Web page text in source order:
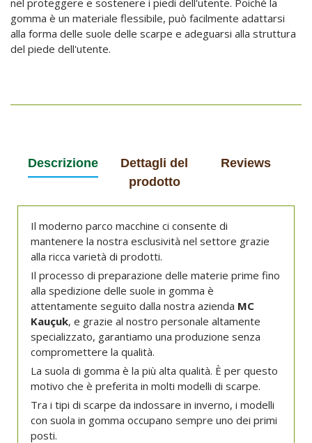
gomma è un materiale flessibile, può facilmente adattarsi
alla forma delle suole delle scarpe e adeguarsi alla struttura
del piede dell'utente.
Descrizione
Dettagli del
prodotto
Reviews
Il moderno parco macchine ci consente di
mantenere la nostra esclusività nel settore grazie
alla ricca varietà di prodotti.
Il processo di preparazione delle materie prime fino
alla spedizione delle suole in gomma è
attentamente seguito dalla nostra azienda MC
Kauçuk, e grazie al nostro personale altamente
specializzato, garantiamo una produzione senza
compromettere la qualità.
La suola di gomma è la più alta qualità. È per questo
motivo che è preferita in molti modelli di scarpe.
Tra i tipi di scarpe da indossare in inverno, i modelli
con suola in gomma occupano sempre uno dei primi
posti.